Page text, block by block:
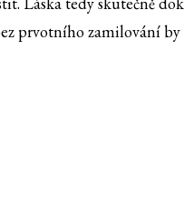
prvotního zamilování